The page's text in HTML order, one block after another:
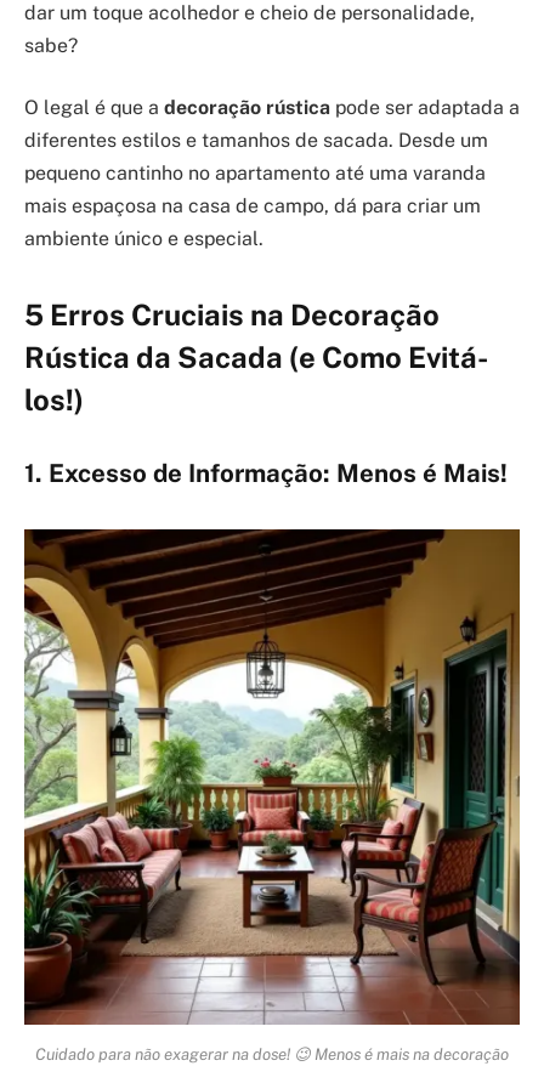
dar um toque acolhedor e cheio de personalidade,
sabe?
O legal é que a decoração rústica pode ser adaptada a
diferentes estilos e tamanhos de sacada. Desde um
pequeno cantinho no apartamento até uma varanda
mais espaçosa na casa de campo, dá para criar um
ambiente único e especial.
5 Erros Cruciais na Decoração
Rústica da Sacada (e Como Evitá-
los!)
1. Excesso de Informação: Menos é Mais!
Cuidado para não exagerar na dose! 😉 Menos é mais na decoração